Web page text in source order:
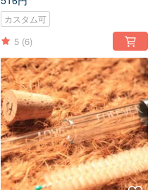
色で購入できます
カスタム可
5 (6)